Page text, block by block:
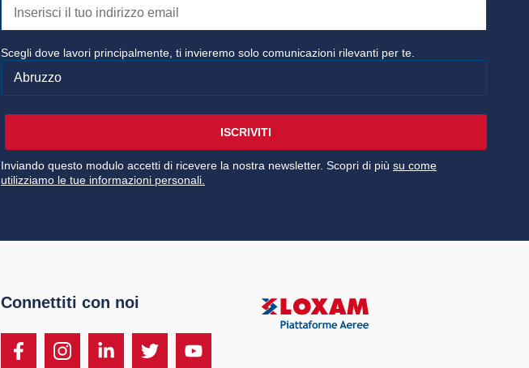
Scegli dove lavori principalmente, ti invieremo solo comunicazioni rilevanti per te.
ISCRIVITI
Inviando questo modulo accetti di ricevere la nostra newsletter. Scopri di più su come
utilizziamo le tue informazioni personali.
Connettiti con noi